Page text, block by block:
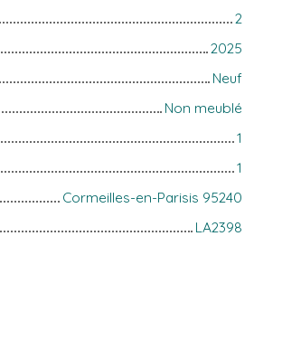
2
2025
Neuf
Non meublé
1
1
Cormeilles-en-Parisis 95240
LA2398